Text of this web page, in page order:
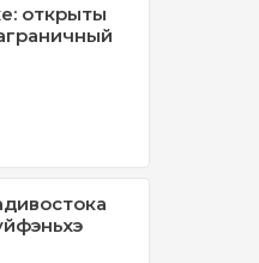
открыты